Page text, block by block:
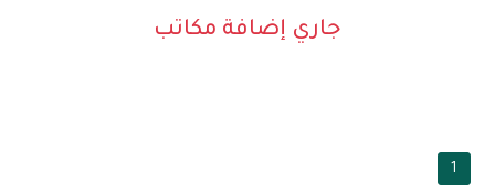
جاري إضافة مكاتب
1